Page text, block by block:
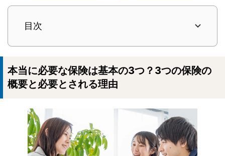
目次
本当に必要な保険は基本の3つ？3つの保険の
概要と必要とされる理由